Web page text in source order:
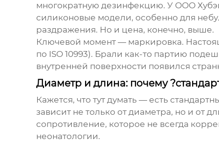
многократную дезинфекцию. У ООО
силиконовые модели, особенно для
раздражения. Но и цена, конечно, выше.
Ключевой момент — маркировка.
по ISO 10993). Брали как-то партию
внутренней поверхности появился
Диаметр и длина: почему
Кажется, что тут думать — есть
зависит не только от диаметра, но и от
сопротивление, которое не всегда
неонатологии.